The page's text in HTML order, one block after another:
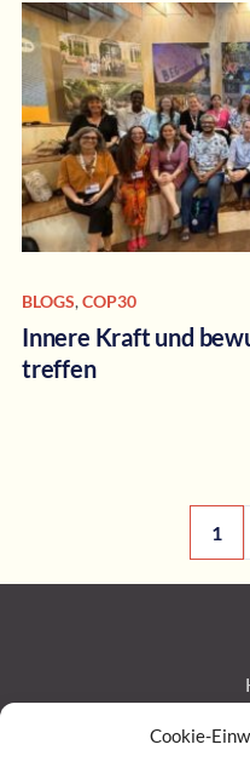
Cookie-
BLOGS,COP30
Innere Kraft und
treffen
1